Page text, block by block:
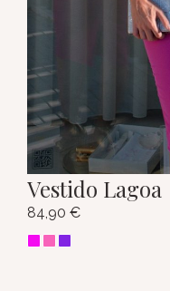
Vestido Lagoa
84,90 €